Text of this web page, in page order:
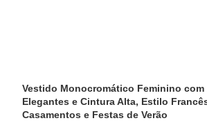
Vestido Monocromático Feminino com
Elegantes e Cintura Alta, Estilo
Casamentos e Festas de Verão